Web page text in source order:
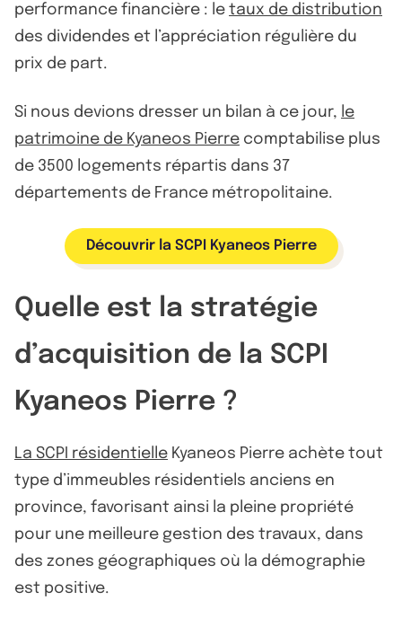
performance financière : le taux de distribution
des dividendes et l’appréciation régulière du
prix de part.
Si nous devions dresser un bilan à ce jour, le
patrimoine de Kyaneos Pierre comptabilise plus
de 3500 logements répartis dans 37
départements de France métropolitaine.
Découvrir la SCPI Kyaneos Pierre
Quelle est la stratégie
d’acquisition de la SCPI
Kyaneos Pierre ?
La SCPI résidentielle Kyaneos Pierre achète tout
type d’immeubles résidentiels anciens en
province, favorisant ainsi la pleine propriété
pour une meilleure gestion des travaux, dans
des zones géographiques où la démographie
est positive.